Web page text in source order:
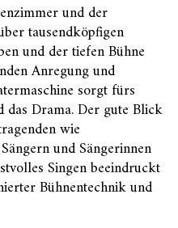
und der
tausendköpfigen
und der tiefen Bühne
Anregung und
sorgt fürs
das Drama. Der gute Blick
wie
und Sängerinnen
Singen beeindruckt
Bühnentechnik und